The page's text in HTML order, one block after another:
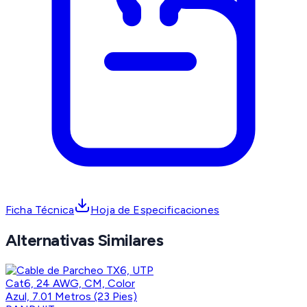
Ficha Técnica Hoja de Especificaciones
Alternativas Similares